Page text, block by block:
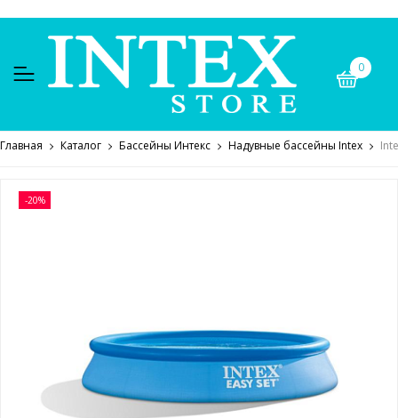
0
Главная Каталог Бассейны Интекс Надувные бассейны Intex
-20%